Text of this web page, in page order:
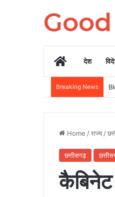
Homeदेश
Breaking News
Home /राज्य /
छत्तीसगढ़